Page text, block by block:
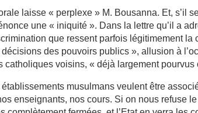
laisse « perplexe » M. Bousanna. Et, s’il
une « iniquité ». Dans la lettre qu’il a
que ressent parfois légitimement
des pouvoirs publics », allusion à
catholiques voisins, « déjà largement pourvus
musulmans veulent être
enseignants, nos cours. Si on nous refuse